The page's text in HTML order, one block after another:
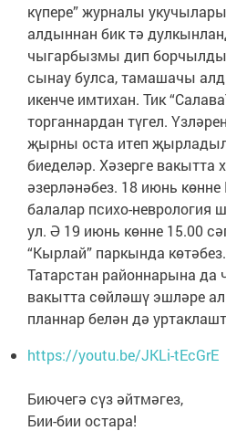
күпере” журналы
алдыннан бик тә
чыгарбызмы дип
сынау булса, тамашачы
икенче имтихан. Тик
торганнардан түгел.
җырны оста итеп
биеделәр. Хәзерге вакытта
әзерләнәбез. 18 июнь
балалар психо-неврология
ул. Ә 19 июнь көнне 15.00
“Кырлай” паркында
Татарстан районнарына да
вакытта сөйләшү эшләре
планнар белән дә
https://youtu.be/JKLi-tEcGrE
Биючегә сүз әйтмәгез,
Бии-бии остара!